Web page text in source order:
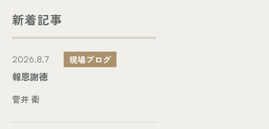
新着記事
2026.8.7 現場ブログ
報恩謝徳
菅井 衛